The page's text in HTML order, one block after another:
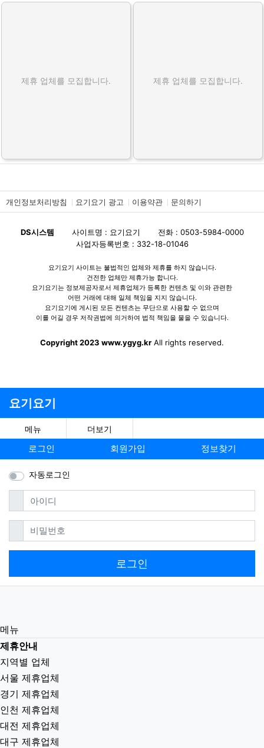
제휴 업체를 모집합니다. 제휴 업체를 모집합니다.
개인정보처리방침 요기요기 광고 이용약관 문의하기
DS시스템 사이트명 : 요기요기
전화 : 0503-5984-0000
사업자등록번호 : 332-18-01046
요기요기 사이트는 불법적인 업체와 제휴를 하지 않습니다.
건전한 업체만 제휴가능 합니다.
요기요기는 정보제공자로서 제휴업체가 등록한 컨텐츠 및 이와 관련한
어떤 거래에 대해 일체 책임을 지지 않습니다.
요기요기에 게시된 모든 컨텐츠는 무단으로 사용할 수 없으며
이를 어길 경우 저작권법에 의거하여 법적 책임을 물을 수 있습니다.
Copyright 2023 www.ygyg.kr All rights reserved.
요기요기
메뉴 더보기
로그인 회원가입 정보찾기
자동로그인
아이디필수
비밀번호필수
로그인
메뉴
제휴안내
지역별 업체
서울 제휴업체
경기 제휴업체
인천 제휴업체
대전 제휴업체
대구 제휴업체